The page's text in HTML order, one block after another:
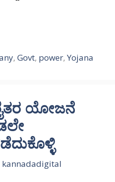
,Govt, power,Yojana
ಯೋಜನೆ
kannadadigital